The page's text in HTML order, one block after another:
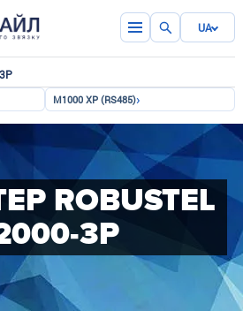
UA
M1000 XP (RS485)›
ROBUSTEL
3P